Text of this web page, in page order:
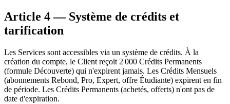
Article 4 — Système de crédits et
tarification
Les Services sont accessibles via un système de crédits. À la
création du compte, le Client reçoit 2 000 Crédits Permanents
(formule Découverte) qui n'expirent jamais. Les Crédits Mensuels
(abonnements Rebond, Pro, Expert, offre Étudiante) expirent en fin
de période. Les Crédits Permanents (achetés, offerts) n'ont pas de
date d'expiration.